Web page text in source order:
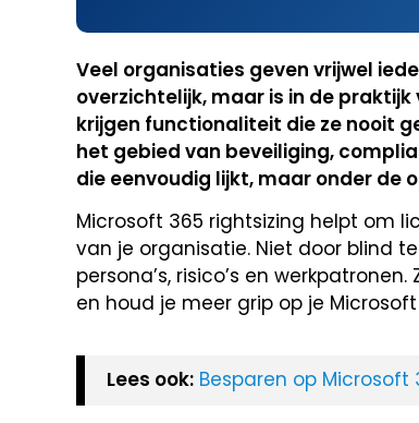
Veel organisaties geven vrijwel
overzichtelijk, maar is in de
krijgen functionaliteit die ze nooit
het gebied van beveiliging,
die eenvoudig lijkt, maar onder de
Microsoft 365 rightsizing helpt om
van je organisatie. Niet door blind
persona’s, risico’s en
en houd je meer grip op je
Lees ook: Besparen op Microsoft